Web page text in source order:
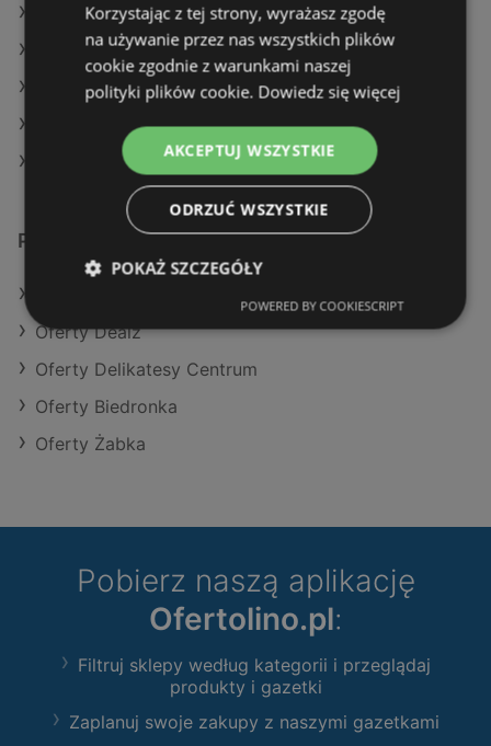
Aktualne gazetki Aldi
Aktualne gazetki Delikatesy Centrum
Aktualne gazetki Kaufland
Aktualne gazetki Makro
Sklepy Lidl w Międzyzdroje
Podobne sklepy detaliczne
Oferty Dealz
Oferty Delikatesy Centrum
Oferty Biedronka
Oferty Żabka
Pobierz naszą aplikację
Ofertolino.pl:
Filtruj sklepy według kategorii i przeglądaj
produkty i gazetki
Zaplanuj swoje zakupy z naszymi gazetkami
Korzystając z tej strony, wyrażasz zgodę
na używanie przez nas wszystkich plików
cookie zgodnie z warunkami naszej
polityki plików cookie. Dowiedz się więcej
AKCEPTUJ WSZYSTKIE
ODRZUĆ WSZYSTKIE
POKAŻ SZCZEGÓŁY
POWERED BY COOKIESCRIPT